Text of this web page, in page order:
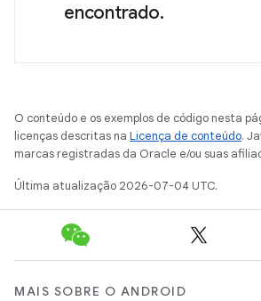
encontrado.
O conteúdo e os exemplos de código nesta
licenças descritas na Licença de conteúdo.
marcas registradas da Oracle e/ou suas
Última atualização 2026-07-04 UTC.
MAIS SOBRE O ANDROID